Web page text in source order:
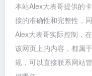
本站Alex大表哥提供的
接的准确性和完整性，
Alex大表哥实际控制，
该网页上的内容，都属
规，可以直接联系网站